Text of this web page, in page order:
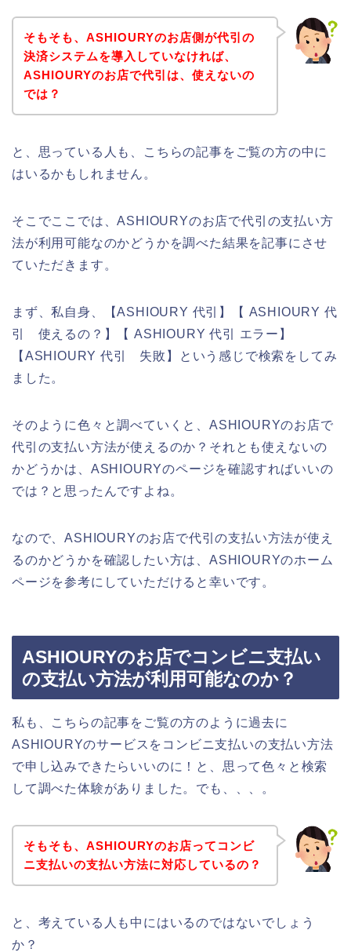
そもそも、ASHIOURYのお店側が代引の
決済システムを導入していなければ、
ASHIOURYのお店で代引は、使えないの
では？
と、思っている人も、こちらの記事をご覧の方の中に
はいるかもしれません。
そこでここでは、ASHIOURYのお店で代引の支払い方
法が利用可能なのかどうかを調べた結果を記事にさせ
ていただきます。
まず、私自身、【ASHIOURY 代引】【 ASHIOURY 代
引 使えるの？】【 ASHIOURY 代引 エラー】
【ASHIOURY 代引 失敗】という感じで検索をしてみ
ました。
そのように色々と調べていくと、ASHIOURYのお店で
代引の支払い方法が使えるのか？それとも使えないの
かどうかは、ASHIOURYのページを確認すればいいの
では？と思ったんですよね。
なので、ASHIOURYのお店で代引の支払い方法が使え
るのかどうかを確認したい方は、ASHIOURYのホーム
ページを参考にしていただけると幸いです。
ASHIOURYのお店でコンビニ支払い
の支払い方法が利用可能なのか？
私も、こちらの記事をご覧の方のように過去に
ASHIOURYのサービスをコンビニ支払いの支払い方法
で申し込みできたらいいのに！と、思って色々と検索
して調べた体験がありました。でも、、、。
そもそも、ASHIOURYのお店ってコンビ
ニ支払いの支払い方法に対応しているの？
と、考えている人も中にはいるのではないでしょう
か？